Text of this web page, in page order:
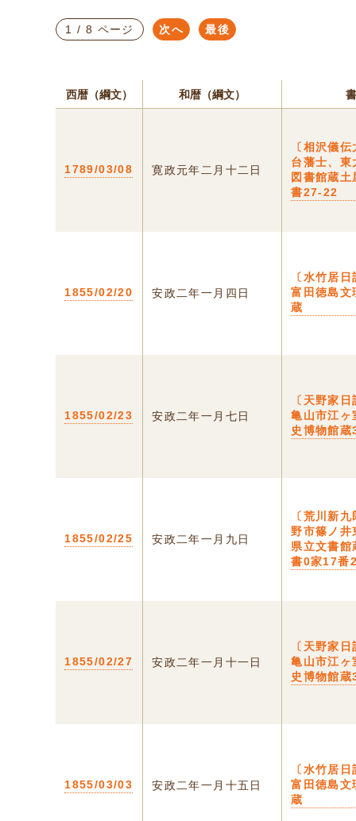
1 / 8 ページ 次へ 最後
西暦（綱文） 和暦（綱文）
1789/03/08 寛政元年二月十二日
〔相沢儀
台藩士、東
図書館蔵
書27-22
1855/02/20 安政二年一月四日
〔水竹居
富田徳島文
蔵
1855/02/23 安政二年一月七日
〔天野家
亀山市江ヶ
史博物館
1855/02/25 安政二年一月九日
〔荒川新
野市篠ノ井
県立文書館
書0家17
1855/02/27 安政二年一月十一日
〔天野家
亀山市江ヶ
史博物館
1855/03/03 安政二年一月十五日
〔水竹居
富田徳島文
蔵